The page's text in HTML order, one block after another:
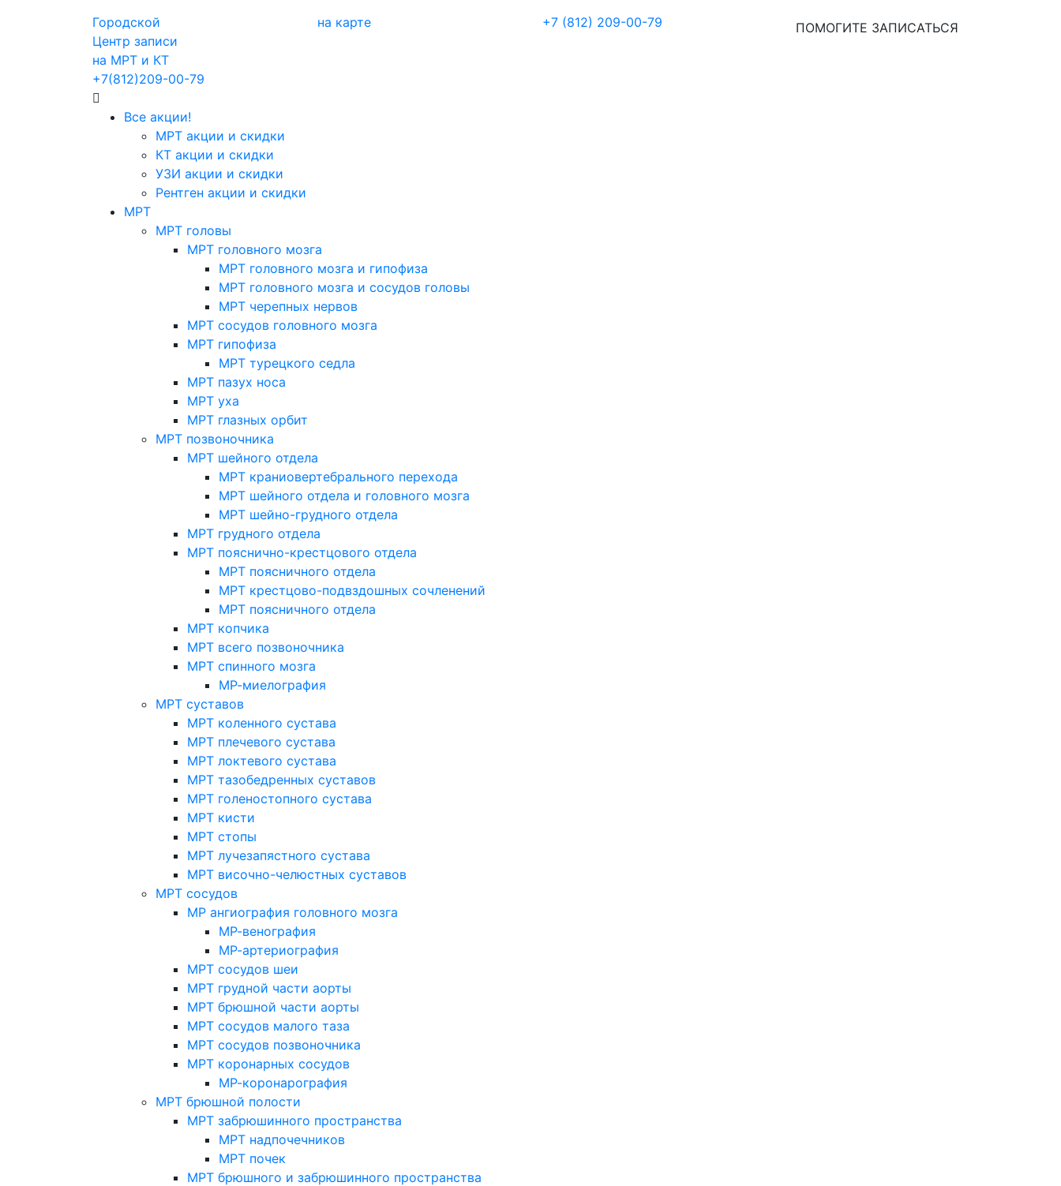
Городской
Центр записи
на МРТ и КТ
+7(812)209-00-79
на карте +7 (812) 209-00-79 ПОМОГИТЕ ЗАПИСАТЬСЯ
Все акции!
МРТ акции и скидки
КТ акции и скидки
УЗИ акции и скидки
Рентген акции и скидки
МРТ
МРТ головы
МРТ головного мозга
МРТ головного мозга и гипофиза
МРТ головного мозга и сосудов головы
МРТ черепных нервов
МРТ сосудов головного мозга
МРТ гипофиза
МРТ турецкого седла
МРТ пазух носа
МРТ уха
МРТ глазных орбит
МРТ позвоночника
МРТ шейного отдела
МРТ краниовертебрального перехода
МРТ шейного отдела и головного мозга
МРТ шейно-грудного отдела
МРТ грудного отдела
МРТ пояснично-крестцового отдела
МРТ поясничного отдела
МРТ крестцово-подвздошных сочленений
МРТ поясничного отдела
МРТ копчика
МРТ всего позвоночника
МРТ спинного мозга
МР-миелография
МРТ суставов
МРТ коленного сустава
МРТ плечевого сустава
МРТ локтевого сустава
МРТ тазобедренных суставов
МРТ голеностопного сустава
МРТ кисти
МРТ стопы
МРТ лучезапястного сустава
МРТ височно-челюстных суставов
МРТ сосудов
МР ангиография головного мозга
МР-венография
МР-артериография
МРТ сосудов шеи
МРТ грудной части аорты
МРТ брюшной части аорты
МРТ сосудов малого таза
МРТ сосудов позвоночника
МРТ коронарных сосудов
МР-коронарография
МРТ брюшной полости
МРТ забрюшинного пространства
МРТ надпочечников
МРТ почек
МРТ брюшного и забрюшинного пространства